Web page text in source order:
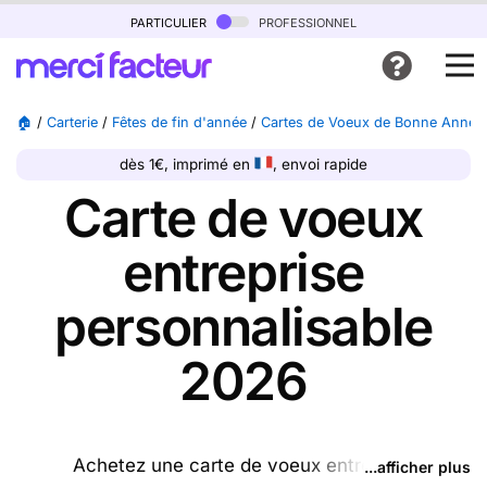
particulier professionnel
🏠 / Carterie / Fêtes de fin d'année / Cartes de Voeux de Bonne
dès 1€, imprimé en , envoi rapide
Carte de voeux
entreprise
personnalisable
2026
Achetez une carte de voeux entreprise...afficher plus